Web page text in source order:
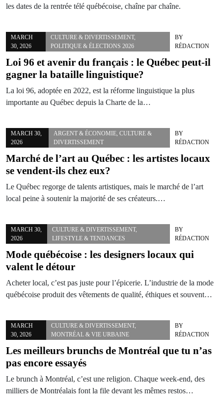
les dates de la rentrée télé québécoise, chaîne par chaîne.
MARCH
30, 2026
CULTURE & DIVERTISSEMENT,
POLITIQUE & ÉLECTIONS 2026
BY
RÉDACTION
Loi 96 et avenir du français : le Québec peut-il
gagner la bataille linguistique?
La loi 96, adoptée en 2022, est la réforme linguistique la plus
importante au Québec depuis la Charte de la…
MARCH 30,
2026
ARGENT & ÉCONOMIE, CULTURE &
DIVERTISSEMENT
BY
RÉDACTION
Marché de l’art au Québec : les artistes locaux
se vendent-ils chez eux?
Le Québec regorge de talents artistiques, mais le marché de l’art
local peine à soutenir la majorité de ses créateurs.…
MARCH 30,
2026
CULTURE & DIVERTISSEMENT,
LIFESTYLE & TENDANCES
BY
RÉDACTION
Mode québécoise : les designers locaux qui
valent le détour
Acheter local, c’est pas juste pour l’épicerie. L’industrie de la mode
québécoise produit des vêtements de qualité, éthiques et souvent…
MARCH
30, 2026
CULTURE & DIVERTISSEMENT,
MONTRÉAL & VIE URBAINE
BY
RÉDACTION
Les meilleurs brunchs de Montréal que tu n’as
pas encore essayés
Le brunch à Montréal, c’est une religion. Chaque week-end, des
milliers de Montréalais font la file devant les mêmes restos…